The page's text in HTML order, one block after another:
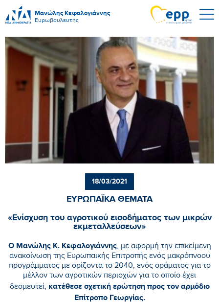
Μανώλης Κεφαλογιάννης
Ευρωβουλευτής
18/03/2021
ΕΥΡΩΠΑΪΚΑ ΘΕΜΑΤΑ
«Ενίσχυση του αγροτικού εισοδήματος των μικρών
εκμεταλλεύσεων»
Ο Μανώλης Κ. Κεφαλογιάννης, με αφορμή την επικείμενη
ανακοίνωση της Ευρωπαικής Επιτροπής ενός μακρόπνοου
προγράμματος με ορίζοντα το 2040, ενός οράματος για το
μέλλον των αγροτικών περιοχών για το οποίο έχει
δεσμευτεί, κατέθεσε σχετική ερώτηση προς τον αρμόδιο
Επίτροπο Γεωργίας.